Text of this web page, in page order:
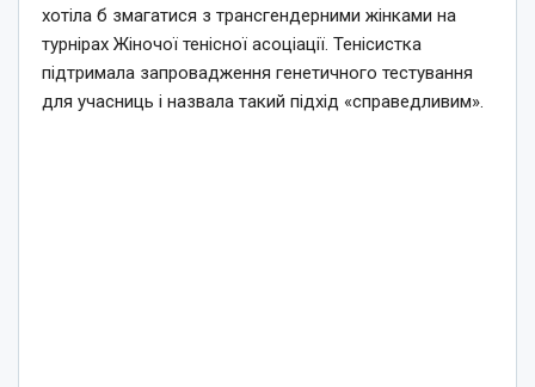
хотіла б змагатися з трансгендерними жінками на
турнірах Жіночої тенісної асоціації. Тенісистка
підтримала запровадження генетичного тестування
для учасниць і назвала такий підхід «справедливим».